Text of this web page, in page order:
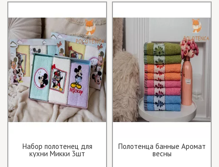
Набор полотенец для
кухни Микки 3шт
Полотенца банные Аромат
весны